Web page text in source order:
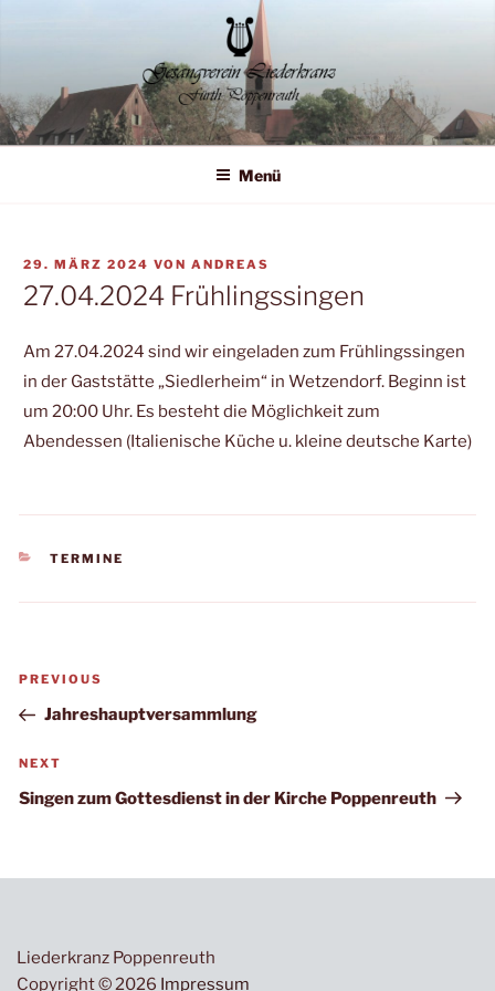
Liederkranz Poppenreuth
Menü
VERÖFFENTLICHT
AM
29. MÄRZ 2024 VONANDREAS
27.04.2024 Frühlingssingen
Am 27.04.2024 sind wir eingeladen zum Frühlingssingen
in der Gaststätte „Siedlerheim“ in Wetzendorf. Beginn ist
um 20:00 Uhr. Es besteht die Möglichkeit zum
Abendessen (Italienische Küche u. kleine deutsche Karte)
KATEGORIEN
TERMINE
Beitragsnavigation
Previous
Post
PREVIOUS
Jahreshauptversammlung
Next
Post
NEXT
Singen zum Gottesdienst in der Kirche Poppenreuth
Liederkranz Poppenreuth
Copyright © 2026 Impressum